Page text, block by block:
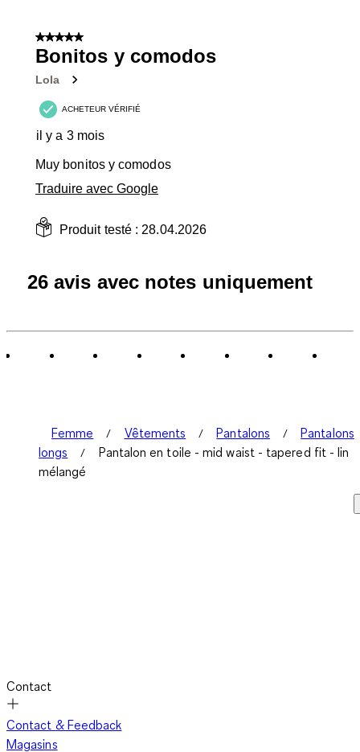
5 sur 5 étoiles.
Bonitos y comodos
Lola
ACHETEUR VÉRIFIÉ
il y a 3 mois
Muy bonitos y comodos
Traduire avec Google
Produit testé :28.04.2026
26 avis avec notes uniquement
Femme Vêtements Pantalons
Pantalons
longs
Pantalon en toile - mid waist - tapered fit - lin
mélangé
Contact
Contact & Feedback
Magasins